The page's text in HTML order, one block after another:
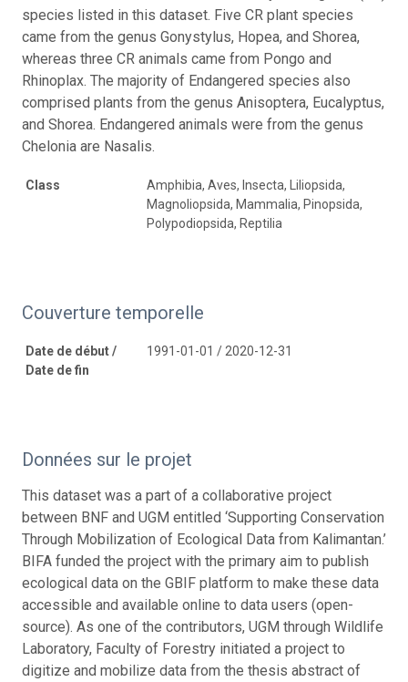
species listed in this dataset. Five CR plant species
came from the genus Gonystylus, Hopea, and Shorea,
whereas three CR animals came from Pongo and
Rhinoplax. The majority of Endangered species also
comprised plants from the genus Anisoptera, Eucalyptus,
and Shorea. Endangered animals were from the genus
Chelonia are Nasalis.
Class
Amphibia, Aves, Insecta, Liliopsida,
Magnoliopsida, Mammalia, Pinopsida,
Polypodiopsida, Reptilia
Couverture temporelle
Date de début /
Date de fin
1991-01-01 / 2020-12-31
Données sur le projet
This dataset was a part of a collaborative project
between BNF and UGM entitled ‘Supporting Conservation
Through Mobilization of Ecological Data from Kalimantan.’
BIFA funded the project with the primary aim to publish
ecological data on the GBIF platform to make these data
accessible and available online to data users (open-
source). As one of the contributors, UGM through Wildlife
Laboratory, Faculty of Forestry initiated a project to
digitize and mobilize data from the thesis abstract of